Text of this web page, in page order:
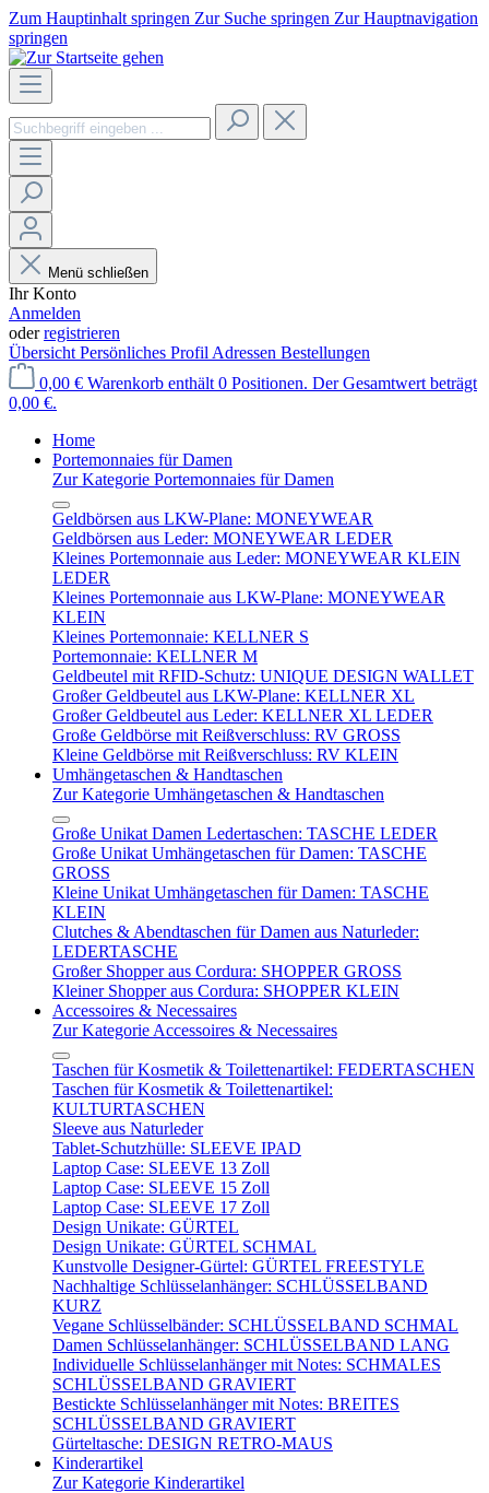
Zum Hauptinhalt springen Zur Suche springen Zur Hauptnavigation
springen
Menü schließen
Ihr Konto
Anmelden
oderregistrieren
Übersicht Persönliches Profil Adressen Bestellungen
0,00 € Warenkorb enthält 0 Positionen. Der Gesamtwert beträgt
0,00 €.
Home
Portemonnaies für Damen
Zur Kategorie Portemonnaies für Damen
Geldbörsen aus LKW-Plane: MONEYWEAR
Geldbörsen aus Leder: MONEYWEAR LEDER
Kleines Portemonnaie aus Leder: MONEYWEAR KLEIN
LEDER
Kleines Portemonnaie aus LKW-Plane: MONEYWEAR
KLEIN
Kleines Portemonnaie: KELLNER S
Portemonnaie: KELLNER M
Geldbeutel mit RFID-Schutz: UNIQUE DESIGN WALLET
Großer Geldbeutel aus LKW-Plane: KELLNER XL
Großer Geldbeutel aus Leder: KELLNER XL LEDER
Große Geldbörse mit Reißverschluss: RV GROSS
Kleine Geldbörse mit Reißverschluss: RV KLEIN
Umhängetaschen & Handtaschen
Zur Kategorie Umhängetaschen & Handtaschen
Große Unikat Damen Ledertaschen: TASCHE LEDER
Große Unikat Umhängetaschen für Damen: TASCHE
GROSS
Kleine Unikat Umhängetaschen für Damen: TASCHE
KLEIN
Clutches & Abendtaschen für Damen aus Naturleder:
LEDERTASCHE
Großer Shopper aus Cordura: SHOPPER GROSS
Kleiner Shopper aus Cordura: SHOPPER KLEIN
Accessoires & Necessaires
Zur Kategorie Accessoires & Necessaires
Taschen für Kosmetik & Toilettenartikel: FEDERTASCHEN
Taschen für Kosmetik & Toilettenartikel:
KULTURTASCHEN
Sleeve aus Naturleder
Tablet-Schutzhülle: SLEEVE IPAD
Laptop Case: SLEEVE 13 Zoll
Laptop Case: SLEEVE 15 Zoll
Laptop Case: SLEEVE 17 Zoll
Design Unikate: GÜRTEL
Design Unikate: GÜRTEL SCHMAL
Kunstvolle Designer-Gürtel: GÜRTEL FREESTYLE
Nachhaltige Schlüsselanhänger: SCHLÜSSELBAND
KURZ
Vegane Schlüsselbänder: SCHLÜSSELBAND SCHMAL
Damen Schlüsselanhänger: SCHLÜSSELBAND LANG
Individuelle Schlüsselanhänger mit Notes: SCHMALES
SCHLÜSSELBAND GRAVIERT
Bestickte Schlüsselanhänger mit Notes: BREITES
SCHLÜSSELBAND GRAVIERT
Gürteltasche: DESIGN RETRO-MAUS
Kinderartikel
Zur Kategorie Kinderartikel